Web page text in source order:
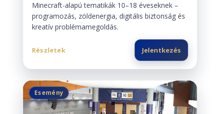
Minecraft-alapú tematikák 10–18 éveseknek –
programozás, zöldenergia, digitális biztonság és
kreatív problémamegoldás.
Részletek Jelentkezés
Esemény